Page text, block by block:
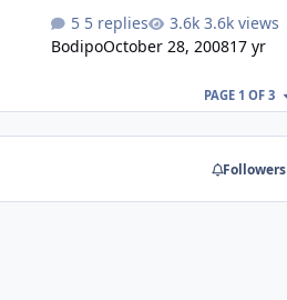
posibil ?
5 replies
3.6k views
BodipoOctober 28, 200817 yr
PAGE 1 OF 3
Followers